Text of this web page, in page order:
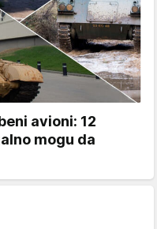
avioni: 12
mogu da